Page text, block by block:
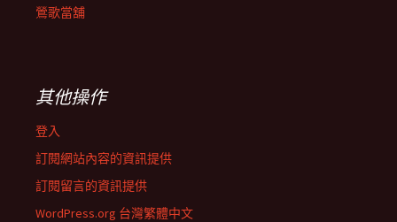
鶯歌當舖
其他操作
登入
訂閱網站內容的資訊提供
訂閱留言的資訊提供
WordPress.org 台灣繁體中文